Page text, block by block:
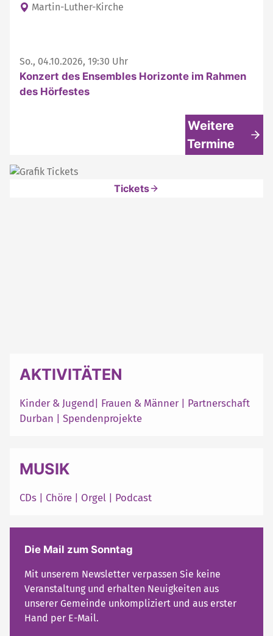
Martin-Luther-Kirche
So., 04.10.2026, 19:30 Uhr
Konzert des Ensembles Horizonte im Rahmen
des Hörfestes
Weitere
Termine
Tickets
AKTIVITÄTEN
Kinder & Jugend Frauen & Männer| Partnerschaft
Durban
Spendenprojekte
MUSIK
CDs Chöre Orgel Podcast
Die Mail zum Sonntag
Mit unserem Newsletter verpassen Sie keine
Veranstaltung und erhalten Neuigkeiten aus
unserer Gemeinde unkompliziert und aus erster
Hand per E-Mail.